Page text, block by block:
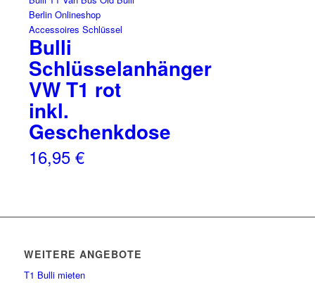
Bulli
Schlüsselanhänger
VW T1 rot
inkl.
Geschenkdose
16,95 €
WEITERE ANGEBOTE
T1 Bulli mieten